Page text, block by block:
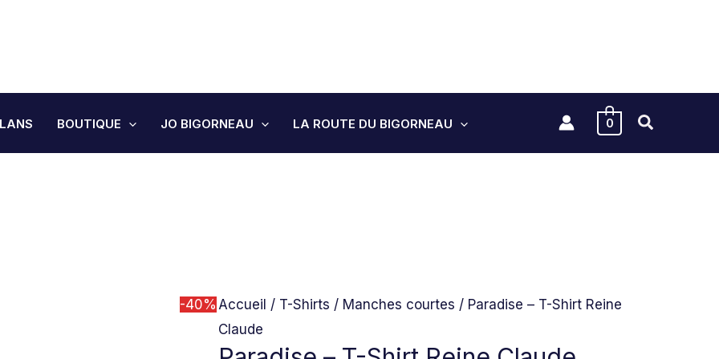
BOUTIQUE JO BIGORNEAU LA ROUTE DU BIGORNEAU 0
-40% Accueil / T-Shirts / Manches courtes / Paradise – T-Shirt Reine
Claude